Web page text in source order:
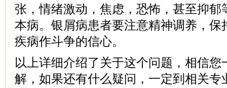
张，情绪激动，焦虑，恐怖，甚至抑郁
本病。银屑病患者要注意精神调养，保
疾病作斗争的信心。
以上详细介绍了关于这个问题，相信您
解，如果还有什么疑问，一定到相关专